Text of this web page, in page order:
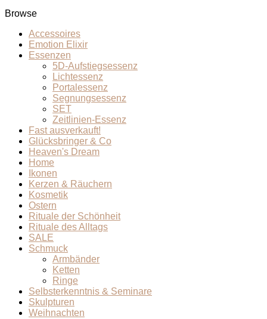
Browse
Accessoires
Emotion Elixir
Essenzen
5D-Aufstiegsessenz
Lichtessenz
Portalessenz
Segnungsessenz
SET
Zeitlinien-Essenz
Fast ausverkauft!
Glücksbringer & Co
Heaven's Dream
Home
Ikonen
Kerzen & Räuchern
Kosmetik
Ostern
Rituale der Schönheit
Rituale des Alltags
SALE
Schmuck
Armbänder
Ketten
Ringe
Selbsterkenntnis & Seminare
Skulpturen
Weihnachten